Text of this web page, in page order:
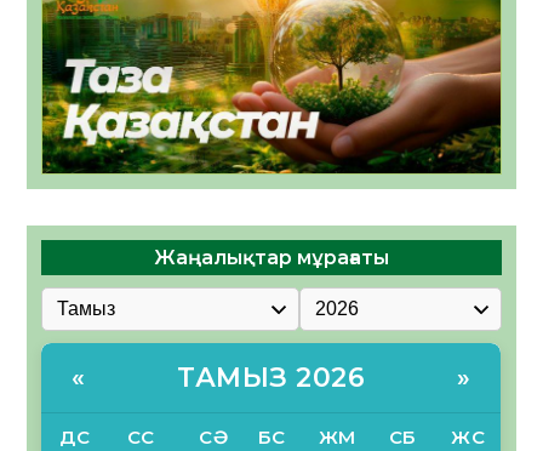
Жаңалықтар мұрағаты
« ТАМЫЗ 2026 »
ДС СС СӘ БС ЖМ СБ ЖС